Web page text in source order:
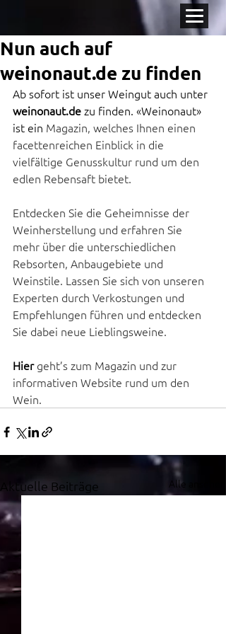
Nun auch auf
weinonaut.de zu finden
Ab sofort ist unser Weingut auch unter
weinonaut.de zu finden. «Weinonaut»
ist ein Magazin, welches Ihnen einen
facettenreichen Einblick in die
vielfältige Genusskultur rund um den
edlen Rebensaft bietet.
Entdecken Sie die Geheimnisse der
Weinherstellung und erfahren Sie
mehr über die unterschiedlichen
Rebsorten, Anbaugebiete und
Weinstile. Lassen Sie sich von unseren
Experten durch Verkostungen und
Empfehlungen führen und entdecken
Sie dabei neue Lieblingsweine.
Hier geht’s zum Magazin und zur
informativen Website rund um den
Wein.
Aktuelle Beiträge Alle ansehen